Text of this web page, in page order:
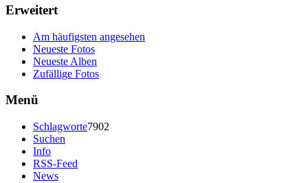
Erweitert
Am häufigsten angesehen
Neueste Fotos
Neueste Alben
Zufällige Fotos
Menü
Schlagworte7902
Suchen
Info
RSS-Feed
News